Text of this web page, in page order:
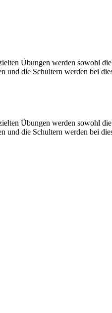
Übungen werden sowohl
die Schultern werden bei
Übungen werden sowohl
die Schultern werden bei